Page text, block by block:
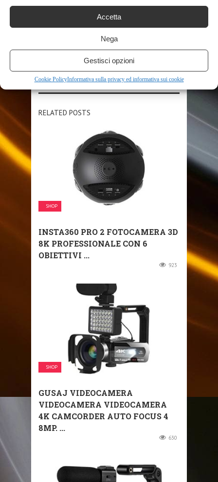
Accetta
Nega
Gestisci opzioni
Cookie PolicyInformativa sulla privacy ed informativa sui cookie
RELATED POSTS
SHOP
INSTA360 PRO 2 FOTOCAMERA 3D
8K PROFESSIONALE CON 6
OBIETTIVI ...
923
SHOP
GUSAJ VIDEOCAMERA
VIDEOCAMERA VIDEOCAMERA
4K CAMCORDER AUTO FOCUS 4
8MP. ...
630